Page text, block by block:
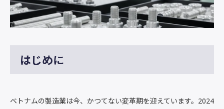
はじめに
ベトナムの製造業は今、かつてない変革期を迎えています。2024